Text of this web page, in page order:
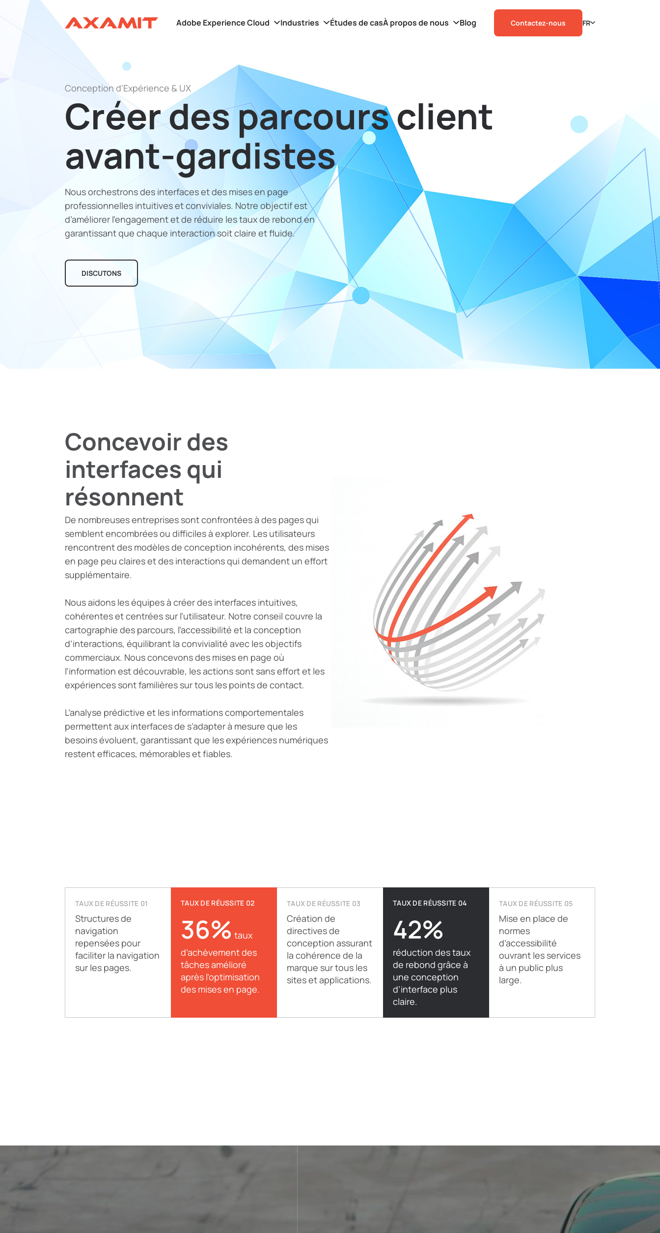
Adobe Experience Cloud Industries Études de casÀ propos de nous Blog Contactez-nous FR
Conception d’Expérience & UX
Créer des parcours client
avant-gardistes
Nous orchestrons des interfaces et des mises en page
professionnelles intuitives et conviviales. Notre objectif est
d’améliorer l’engagement et de réduire les taux de rebond en
garantissant que chaque interaction soit claire et fluide.
DISCUTONS
Concevoir des
interfaces qui
résonnent
De nombreuses entreprises sont confrontées à des pages qui
semblent encombrées ou difficiles à explorer. Les utilisateurs
rencontrent des modèles de conception incohérents, des mises
en page peu claires et des interactions qui demandent un effort
supplémentaire.
Nous aidons les équipes à créer des interfaces intuitives,
cohérentes et centrées sur l’utilisateur. Notre conseil couvre la
cartographie des parcours, l’accessibilité et la conception
d’interactions, équilibrant la convivialité avec les objectifs
commerciaux. Nous concevons des mises en page où
l’information est découvrable, les actions sont sans effort et les
expériences sont familières sur tous les points de contact.
L’analyse prédictive et les informations comportementales
permettent aux interfaces de s’adapter à mesure que les
besoins évoluent, garantissant que les expériences numériques
restent efficaces, mémorables et fiables.
TAUX DE RÉUSSITE 01
Structures de
navigation
repensées pour
faciliter la navigation
sur les pages.
TAUX DE RÉUSSITE 02
36% taux
d’achèvement des
tâches amélioré
après l’optimisation
des mises en page.
TAUX DE RÉUSSITE 03
Création de
directives de
conception assurant
la cohérence de la
marque sur tous les
sites et applications.
TAUX DE RÉUSSITE 04
42%
réduction des taux
de rebond grâce à
une conception
d’interface plus
claire.
TAUX DE RÉUSSITE 05
Mise en place de
normes
d’accessibilité
ouvrant les services
à un public plus
large.